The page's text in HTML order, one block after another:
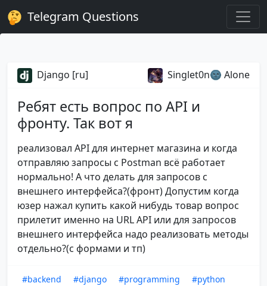
Telegram Questions
Django [ru] Singlet0n🌚 Alone
Ребят есть вопрос по API и
фронту. Так вот я
реализовал API для интернет магазина и когда
отправляю запросы c Postman всё работает
нормально! А что делать для запросов с
внешнего интерфейса?(фронт) Допустим когда
юзер нажал купить какой нибудь товар вопрос
прилетит именно на URL API или для запросов
внешнего интерфейса надо реализовать методы
отдельно?(с формами и тп)
#backend #django #programming
#python